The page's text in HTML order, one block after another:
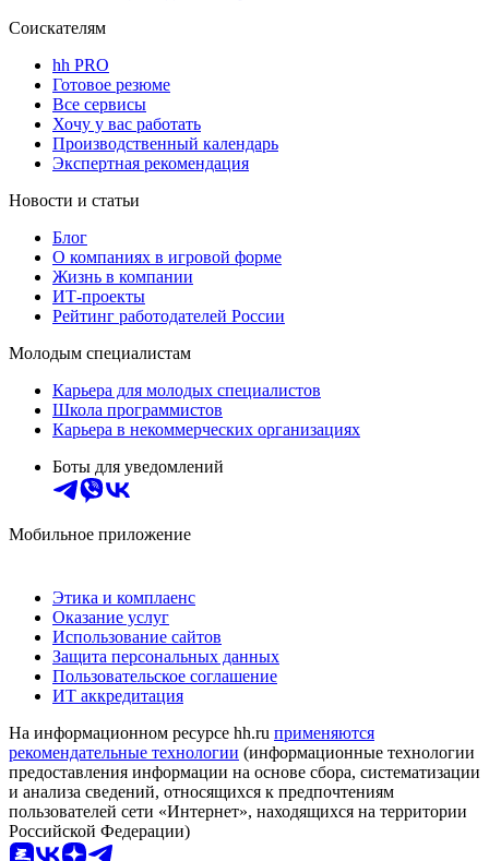
Соискателям
hh PRO
Готовое резюме
Все сервисы
Хочу у вас работать
Производственный календарь
Экспертная рекомендация
Новости и статьи
Блог
О компаниях в игровой форме
Жизнь в компании
ИТ-проекты
Рейтинг работодателей России
Молодым специалистам
Карьера для молодых специалистов
Школа программистов
Карьера в некоммерческих организациях
Боты для уведомлений
Мобильное приложение
Этика и комплаенс
Оказание услуг
Использование сайтов
Защита персональных данных
Пользовательское соглашение
ИТ аккредитация
На информационном ресурсе hh.ru применяются
рекомендательные технологии (информационные технологии
предоставления информации на основе сбора, систематизации
и анализа сведений, относящихся к предпочтениям
пользователей сети «Интернет», находящихся на территории
Российской Федерации)